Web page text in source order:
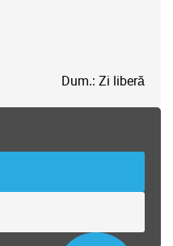
Dum.: Zi liberă